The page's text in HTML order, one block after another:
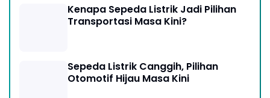
Kenapa Sepeda Listrik Jadi Pilihan
Transportasi Masa Kini?
Sepeda Listrik Canggih, Pilihan
Otomotif Hijau Masa Kini